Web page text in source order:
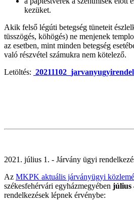
kezüket.
Akik felső légúti betegség tüneteit
tüsszögés, köhögés) ne menjenek
az esetben, mint minden betegség
való részvétel számukra nem kötelező.
Letöltés:
2021. július 1. - Járvány ügyi
Az MKPK aktuális járványügyi
székesfehérvári egyházmegyében július
rendelkezések lépnek érvénybe: